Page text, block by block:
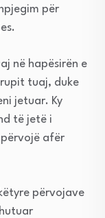
për
në hapësirën e
tuaj, duke
jetuar. Ky
të jetë i
përvojë afër
përvojave